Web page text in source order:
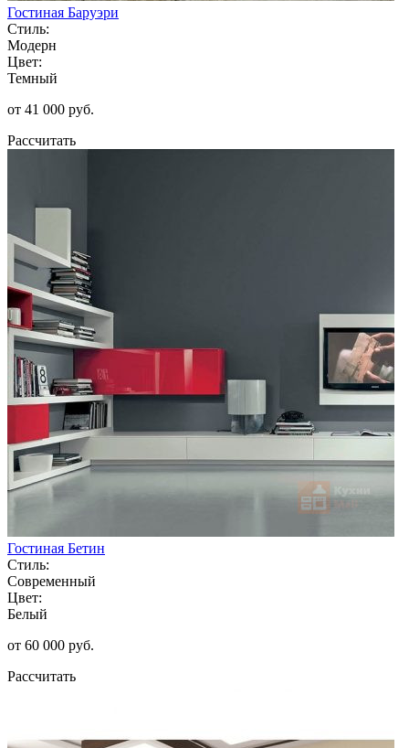
Гостиная Баруэри
Стиль:
Модерн
Цвет:
Темный
от 41 000 руб.
Рассчитать
Гостиная Бетин
Стиль:
Современный
Цвет:
Белый
от 60 000 руб.
Рассчитать